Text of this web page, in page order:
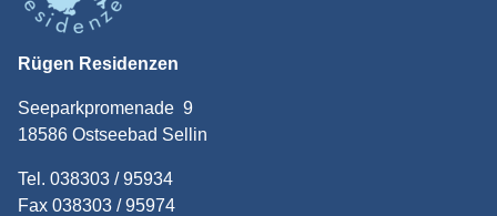
Rügen Residenzen
Seeparkpromenade 9
18586 Ostseebad Sellin
Tel. 038303 / 95934
Fax 038303 / 95974